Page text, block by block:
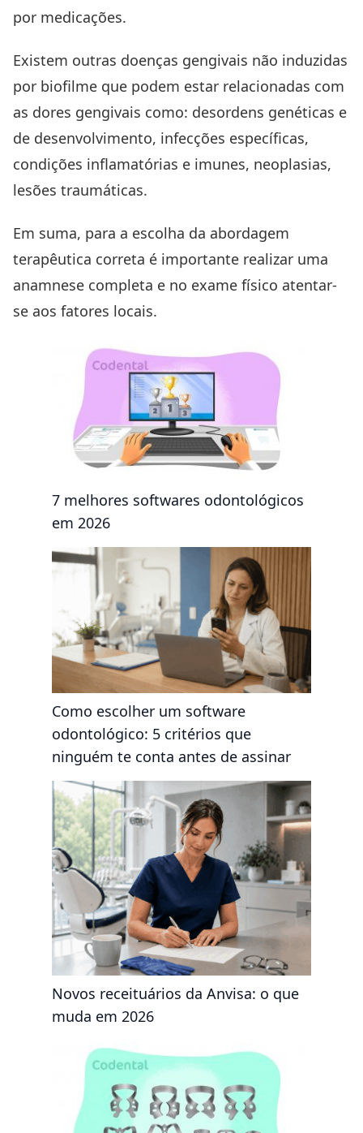
por medicações.
Existem outras doenças gengivais não induzidas
por biofilme que podem estar relacionadas com
as dores gengivais como: desordens genéticas e
de desenvolvimento, infecções específicas,
condições inflamatórias e imunes, neoplasias,
lesões traumáticas.
Em suma, para a escolha da abordagem
terapêutica correta é importante realizar uma
anamnese completa e no exame físico atentar-
se aos fatores locais.
7 melhores softwares odontológicos
em 2026
Como escolher um software
odontológico: 5 critérios que
ninguém te conta antes de assinar
Novos receituários da Anvisa: o que
muda em 2026